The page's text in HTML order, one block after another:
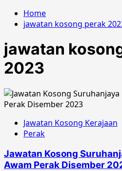
Home
jawatan kosong perak
jawatan
2023
Jawatan Kosong Kerajaan
Perak
Jawatan Kosong
Awam Perak Disember